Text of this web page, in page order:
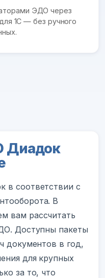
ЭДО через
1С — без ручного
Диадок
в соответствии с
В
вам рассчитать
Доступны пакеты
документов в год,
для крупных
за то, что